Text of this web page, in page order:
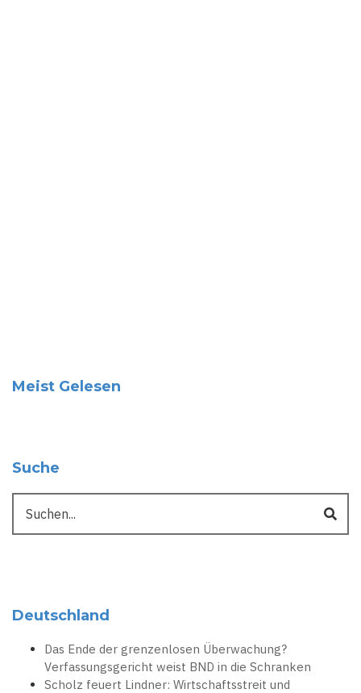
Meist Gelesen
Suche
Deutschland
Das Ende der grenzenlosen Überwachung?
Verfassungsgericht weist BND in die Schranken
Scholz feuert Lindner: Wirtschaftsstreit und